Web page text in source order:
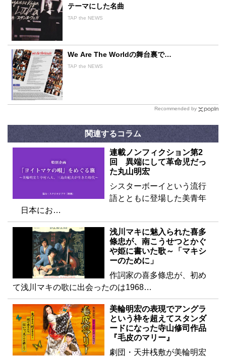
テーマにした名曲
TAP the NEWS
We Are The Worldの舞台裏で…
TAP the NEWS
Recommended by
関連するコラム
連載ノンフィクション第2
回 異端にして革命児だっ
た丸山明宏
シスターボーイという流行
語とともに登場した美青年
日本にお…
浅川マキに魅入られた喜多
條忠が、南こうせつとかぐ
や姫に書いた歌～「マキシ
ーのために」
作詞家の喜多條忠が、初め
て浅川マキの歌に出会ったのは1968…
美輪明宏の表現でアングラ
という枠を超えてスタンダ
ードになった寺山修司作品
『毛皮のマリー』
劇団・天井桟敷が美輪明宏